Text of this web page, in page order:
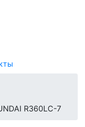
R360LC-7